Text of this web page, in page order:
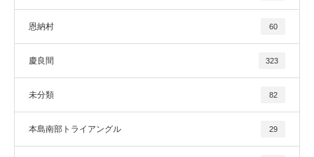
恩納村 60
慶良間 323
未分類 82
本島南部トライアングル 29